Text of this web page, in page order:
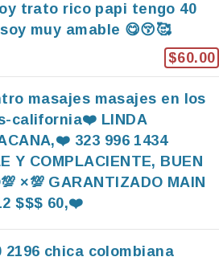
trato rico papi tengo 40
muy amable 😋😚🥰
$60.00
masajes masajes en los
california❤️ LINDA
323 996 1434
Y COMPLACIENTE, BUEN
×💯 GARANTIZADO MAIN
$$$ 60,❤️
2196 chica colombiana